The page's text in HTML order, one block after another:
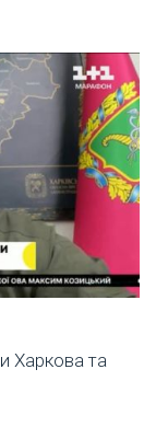
Харкова та